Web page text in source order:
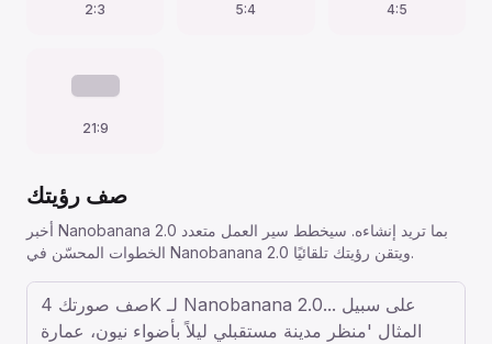
2:3 5:4 4:5
21:9
صف رؤيتك
أخبر Nanobanana 2.0 بما تريد إنشاءه. سيخطط سير العمل متعدد
الخطوات المحسّن في Nanobanana 2.0 ويتقن رؤيتك تلقائيًا.